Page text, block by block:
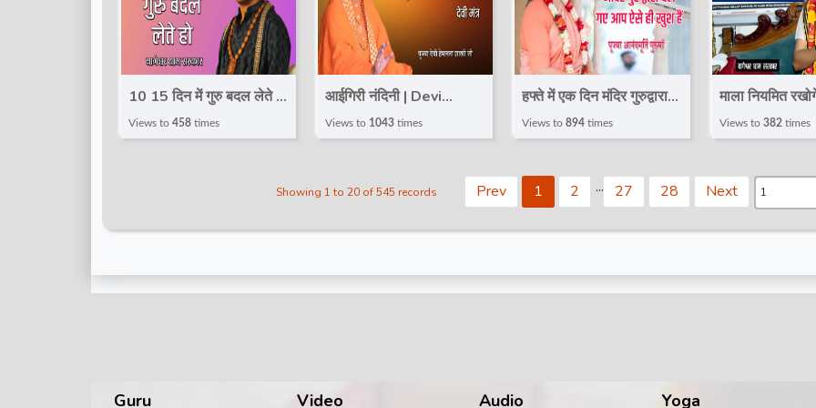
10 15 दिन में गुरु बदल लेते हो |
दिव्य दरबार | Bageshwar
Views to 458 times
आईगिरी नंदिनी | Devi
Hemlata Shastri JI | देवी
Views to 1043 times
हफ्ते में एक दिन मंदिर गुरुद्वारा
चले गए आप ऐसे ही खुश हैं |
|@TotalBhaktiVideo
Views to894 times
माला नियमित
मन हार जाएगा |
Sarkar |
Views to 382times
Showing 1 to 20 of 545 records Prev 1 2 ... 27 28 Next
Guru Video Audio Yoga